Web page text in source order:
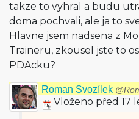
takze to vyhral a budu
doma pochvali, ale ja to
Hlavne jsem nadsena z
Traineru, zkousel jste to
PDAcku?
Roman Svozílek
Vloženo před 17